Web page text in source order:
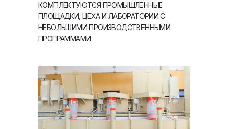
КОМПЛЕКТУЮТСЯ ПРОМЫШЛЕННЫЕ
ПЛОЩАДКИ, ЦЕХА И ЛАБОРАТОРИИ С
НЕБОЛЬШИМИ ПРОИЗВОДСТВЕННЫМИ
ПРОГРАММАМИ